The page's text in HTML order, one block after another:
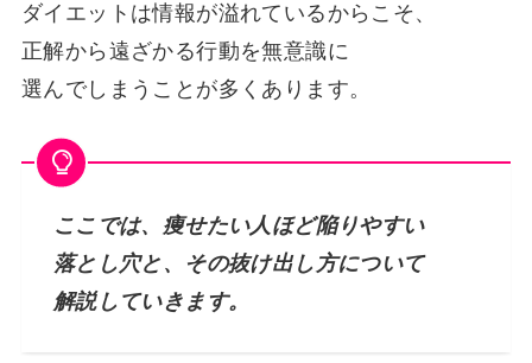
ダイエットは情報が溢れているからこそ、
正解から遠ざかる行動を無意識に
選んでしまうことが多くあります。
ここでは、痩せたい人ほど陥りやすい
落とし穴と、その抜け出し方について
解説していきます。